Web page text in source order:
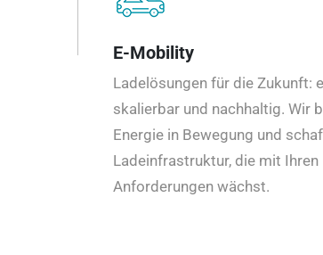
E-Mobility
Ladelösungen für die Zukunft:
skalierbar und nachhaltig. Wir
Energie in Bewegung und
Ladeinfrastruktur, die mit Ihren
Anforderungen wächst.